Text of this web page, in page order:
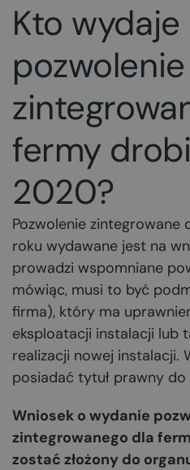
Kto wydaje
pozwolenie
fermy
2020?
Pozwolenie
roku wydawane jest na
prowadzi wspomniane
mówiąc, musi to być
firma), który ma
eksploatacji instalacji lub
realizacji nowej instalacji.
posiadać tytuł prawny do
Wniosek o wydanie
zintegrowanego dla
zostać złożony do